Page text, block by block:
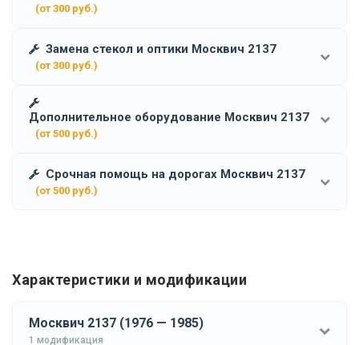
(от 300 руб.)
Замена стекол и оптики Москвич 2137
(от 300 руб.)
Дополнительное оборудование Москвич 2137
(от 500 руб.)
Срочная помощь на дорогах Москвич 2137
(от 500 руб.)
Характеристики и модификации
Москвич 2137 (1976 — 1985)
1 модификация